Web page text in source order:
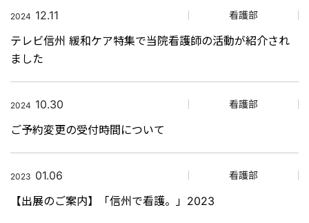
2024 12.11 看護部
テレビ信州 緩和ケア特集で当院看護師の活動が紹介され
ました
2024 10.30 看護部
ご予約変更の受付時間について
2023 01.06 看護部
【出展のご案内】「信州で看護。」2023